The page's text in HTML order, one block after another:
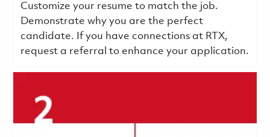
Customize your resume to match the job.
Demonstrate why you are the perfect
candidate. If you have connections at RTX,
request a referral to enhance your application.